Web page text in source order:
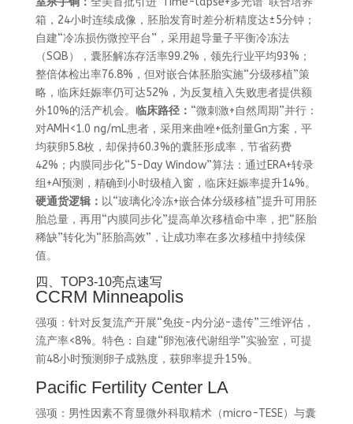
箱，24小时连续成像，胚胎发育时差分析精度达±5分钟；
自建“冷冻损伤微控平台”，采用超导量子平衡冷冻法
（SQB），囊胚解冻存活率99.2%，领先行业平均93%；
整倍体检出率76.8%，但对嵌合体胚胎实施“分级移植”策
略，临床妊娠率仍可达52%，为反复植入失败患者提供额
外10%的活产机会。 临床路径： “微刺激+自然周期”并行：
对AMH<1.0 ng/mL患者，采用来曲唑+低剂量Gn方案，平
均获卵5.8枚，却保持60.3%的囊胚形成率，节省药费
42%；内膜同步化“5-Day Window”算法：通过ERA+转录
组+AI预测，精确到小时级植入窗，临床妊娠率提升14%。
硬通货逻辑： 以“玻璃化冷冻+嵌合体分级移植”提升可用胚
胎总量，再用“内膜同步化”提高单次移植命中率，把“胚胎
稀缺”转化为“胚胎高效”，让成功率在多次移植中持续保
值。
四、TOP3-10亮点速写
CCRM Minneapolis
强项：针对反复流产开展“免疫-内分泌-遗传”三维评估，
流产率<8%。特色：自建“卵泡液代谢组学”实验室，可提
前48小时预测卵子成熟度，获卵率提升15%。
Pacific Fertility Center LA
强项：男性因素不育显微外科取精术（micro-TESE）与囊